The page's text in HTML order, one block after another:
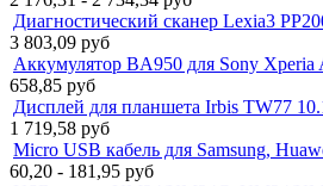
Диагностический сканер Lexia3
3 803,09 руб
Аккумулятор BA950 для Sony Xperia
658,85 руб
Дисплей для планшета Irbis TW77
1 719,58 руб
Micro USB кабель для Samsung,
60,20 - 181,95 руб